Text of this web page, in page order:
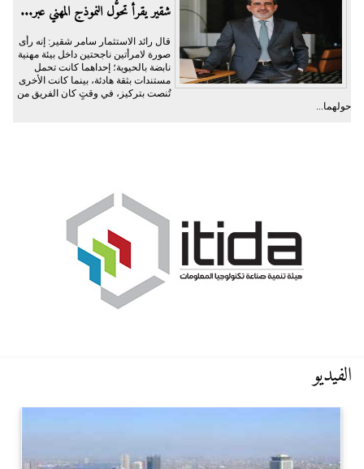
شقير يقرأ تحوُّل النموذج المهني عبر...
قال رائد الاستثمار سامر شقير: إنه رأى
صورة لامرأتين ناجحتين داخل بيئة مهنية
نابضة بالحيوية؛ إحداهما كانت تحمل
مستندات بثقة هادئة، بينما كانت الأخرى
تُنصت بتركيز، في وقتٍ كان الفريق من
حولهما...
الفيديو